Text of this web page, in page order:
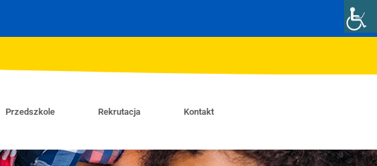
Przedszkole Rekrutacja Kontakt